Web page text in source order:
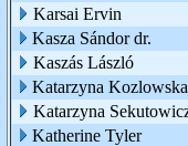
Karsai Ervin
Kasza Sándor dr.
Kaszás László
Katarzyna Kozlowska
Katarzyna
Katherine Tyler